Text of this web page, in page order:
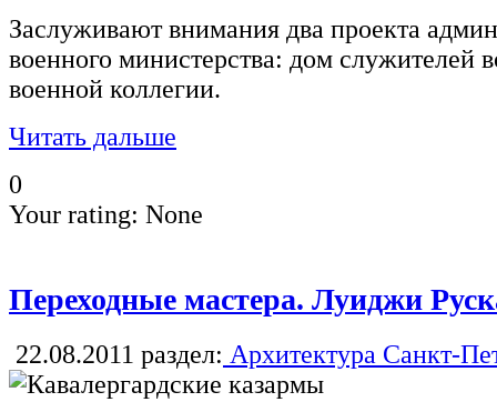
Заслуживают внимания два проекта
военного министерства: дом служителей
военной коллегии.
Читать дальше
0
Your rating: None
Переходные мастера. Луиджи
22.08.2011 раздел: Архитектура Санкт-